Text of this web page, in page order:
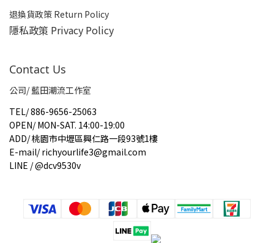
退換貨政策 Return Policy
隱私政策 Privacy Policy
Contact Us
公司/ 藍田潮流工作室
TEL/886-9656-25063
OPEN/ MON-SAT. 14:00-19:00
ADD/桃園市中壢區興仁路一段93號1樓
E-mail/richyourlife3@gmail.com
LINE / @dcv9530v